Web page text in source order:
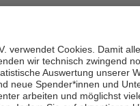
30 - max. 38,5
als